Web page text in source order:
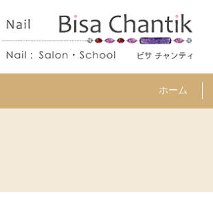
ホーム